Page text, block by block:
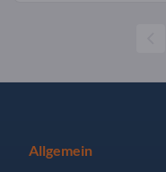
Allgemein